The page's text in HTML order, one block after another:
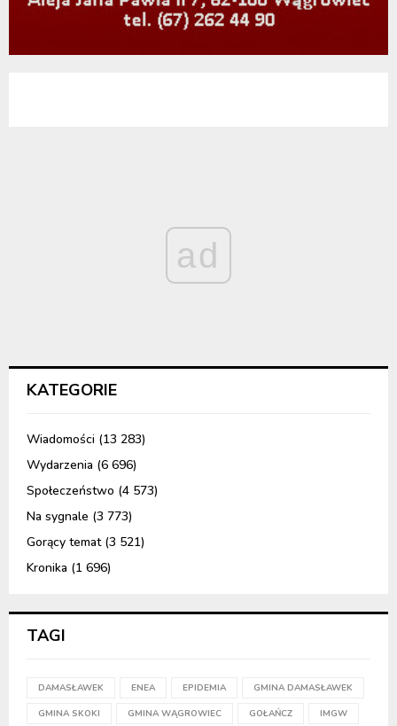
ad
KATEGORIE
Wiadomości (13 283)
Wydarzenia (6 696)
Społeczeństwo (4 573)
Na sygnale (3 773)
Gorący temat(3 521)
Kronika (1 696)
TAGI
DAMASŁAWEK ENEA EPIDEMIA GMINA DAMASŁAWEK
GMINA SKOKI GMINA WĄGROWIEC GOŁAŃCZ IMGW